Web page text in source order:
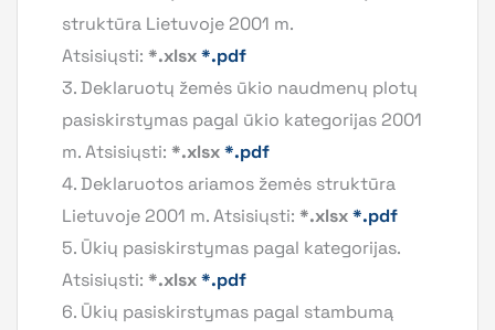
struktūra Lietuvoje 2001 m.
Atsisiųsti: *.xlsx*.pdf
3. Deklaruotų žemės ūkio naudmenų plotų
pasiskirstymas pagal ūkio kategorijas 2001
m. Atsisiųsti: *.xlsx*.pdf
4. Deklaruotos ariamos žemės struktūra
Lietuvoje 2001 m. Atsisiųsti: *.xlsx*.pdf
5. Ūkių pasiskirstymas pagal kategorijas.
Atsisiųsti: *.xlsx*.pdf
6. Ūkių pasiskirstymas pagal stambumą